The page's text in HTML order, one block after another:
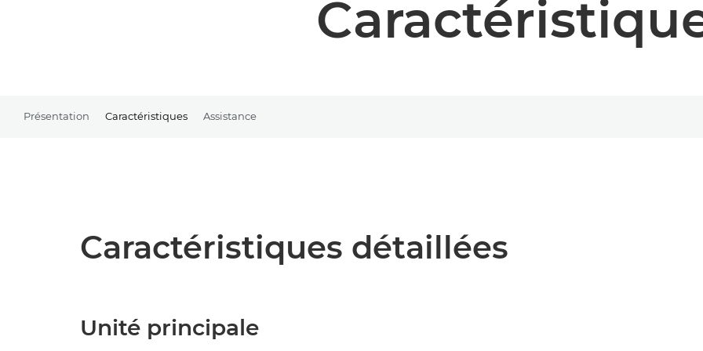
Présentation Caractéristiques Assistance
Caractéristiques détaillées
Unité principale